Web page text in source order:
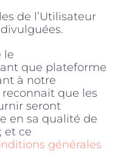
de l’Utilisateur
le
que plateforme
à notre
que les
seront
en sa qualité de
et ce
générales